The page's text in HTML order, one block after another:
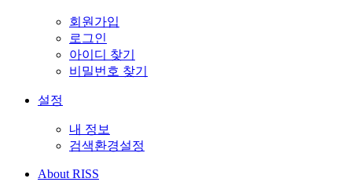
회원가입
로그인
아이디 찾기
비밀번호 찾기
설정
내 정보
검색환경설정
About RISS